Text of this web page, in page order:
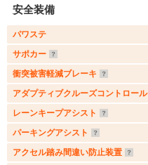
安全装備
パワステ
サポカー
衝突被害軽減ブレーキ
アダプティブクルーズコントロール
レーンキープアシスト
パーキングアシスト
アクセル踏み間違い防止装置